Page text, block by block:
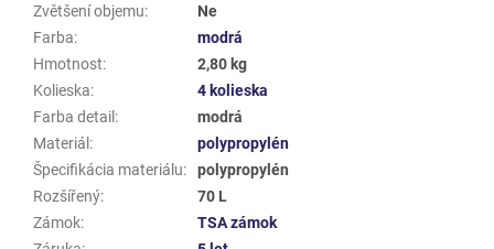
Zvětšení objemu:
Ne
Farba:
modrá
Hmotnost:
2,80 kg
Kolieska:
4 kolieska
Farba detail :
modrá
Materiál :
polypropylén
Špecifikácia materiálu:
polypropylén
Rozšířený:
70 L
Zámok:
TSA zámok